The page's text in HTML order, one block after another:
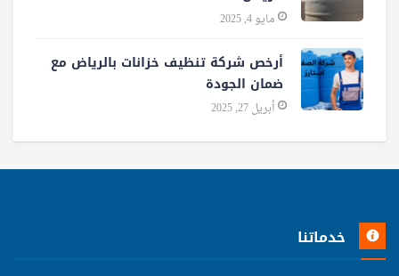
مايو 4, 2025
أرخص شركة تنظيف خزانات بالرياض مع
ضمان الجودة
أبريل 27, 2025
خدماتنا